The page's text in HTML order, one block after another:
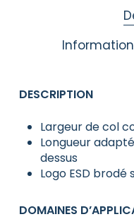
DESCRIPTION
Largeur de col
Longueur
dessus
Logo ESD
DOMAINES